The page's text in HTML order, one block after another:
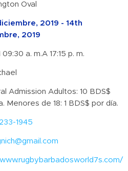
Oval
2019 - 14th
2019
09:30 a. m.A 17:15 p. m.
Admission Adultos: 10 BDS$
Menores de 18: 1 BDS$ por día.
1945